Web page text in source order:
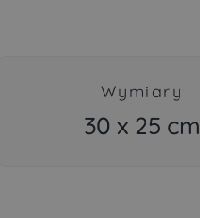
Wymiary
30 x 25 cm